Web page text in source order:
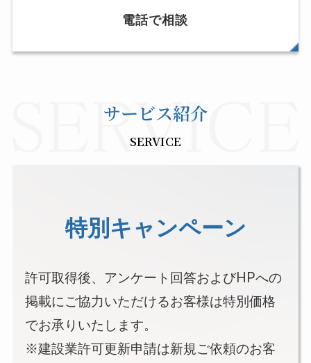
電話で相談
サービス紹介
SERVICE
特別キャンペーン
許可取得後、アンケート回答およびHPへの
掲載にご協力いただけるお客様は特別価格
でお承りいたします。
※建設業許可更新申請は新規ご依頼のお客